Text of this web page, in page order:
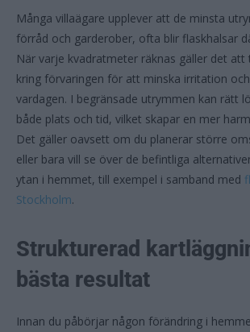
Många villaägare upplever att de minsta
förråd och garderober, ofta blir flaskhalsar
När varje kvadratmeter räknas gäller det att
kring förvaringen för att minska irritation
vardagen. I begränsade utrymmen kan rätt
både plats och tid, vilket skapar en mer
Det gäller oavsett om du planerar större
eller bara vill se över de befintliga
ytan i hemmet, till exempel i samband med
Stockholm.
Strukturerad
bästa resultat
Innan du påbörjar någon förändring i